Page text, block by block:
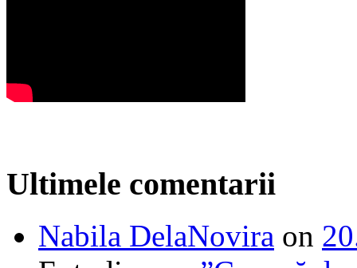
Ultimele comentarii
Nabila DelaNovira on